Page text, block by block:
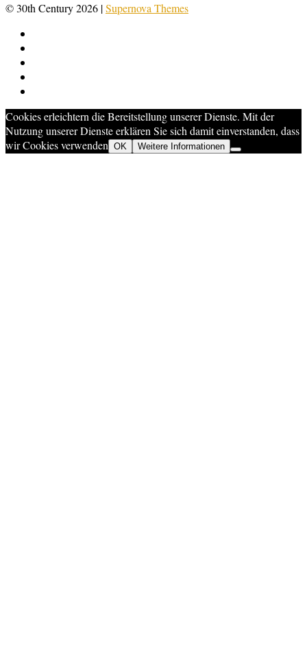
© 30th Century 2026 |Supernova Themes
Cookies erleichtern die Bereitstellung unserer Dienste. Mit der
Nutzung unserer Dienste erklären Sie sich damit einverstanden, dass
wir Cookies verwenden OK Weitere Informationen